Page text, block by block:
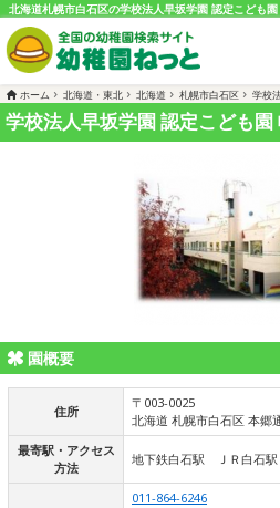
北海道札幌市白石区の学校法人早坂学園 認定こども
ホーム 北海道・東北 北海道 札幌市白石区 学校
学校法人早坂学園 認定こども園
園概要
住所
〒003-0025
北海道 札幌市白石区 本郷
最寄駅・アクセス
方法
地下鉄白石駅 ＪＲ白石駅
011-864-6246